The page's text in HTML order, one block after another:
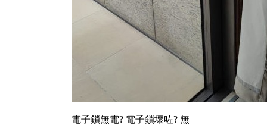
電子鎖無電? 電子鎖壞咗? 無